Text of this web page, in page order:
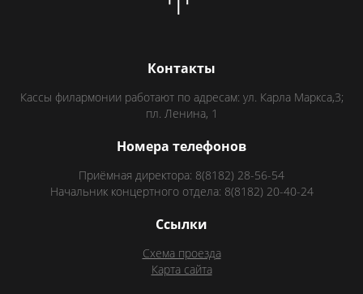
Контакты
Кассы филармонии работают по адресам: ул. Карла Маркса,3;
пл. Ленина, 1
Номера телефонов
Приёмная директора: 8(8182) 28-56-54
Начальник концертного отдела: 8(8182) 20-40-24
Ссылки
Схема проезда
Карта сайта